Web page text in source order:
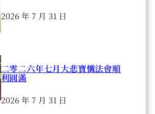
2026 年 7 月 31 日
二零二六年七月大悲寶懺法會順
利圓滿
2026 年 7 月 31 日